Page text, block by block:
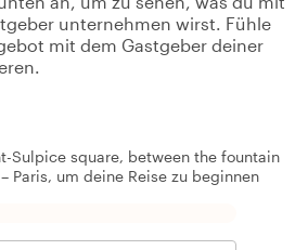
unternehmen wirst. Fühle
mit dem Gastgeber deiner
Sulpice square, between the fountain
Paris, um deine Reise zu beginnen